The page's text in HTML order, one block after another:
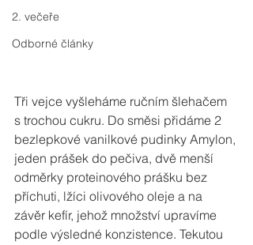
2. večeře
Odborné články
Tři vejce vyšleháme ručním šlehačem
s trochou cukru. Do směsi přidáme 2
bezlepkové vanilkové pudinky Amylon,
jeden prášek do pečiva, dvě menší
odměrky proteinového prášku bez
příchuti, lžíci olivového oleje a na
závěr kefír, jehož množství upravíme
podle výsledné konzistence. Tekutou